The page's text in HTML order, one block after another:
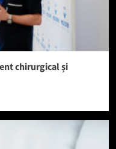
chirurgical și